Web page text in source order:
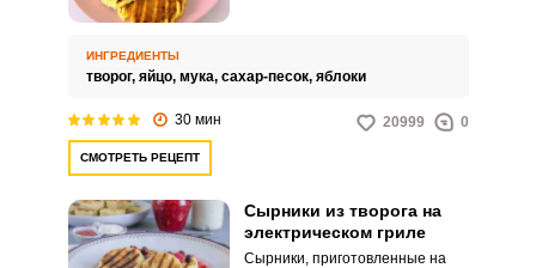
использования масла. Одним из
таких блюд являются сырники из
разнообразить, просто добавив
ИНГРЕДИЕНТЫ
творог, яйцо, мука, сахар-песок, яблоки
30 мин 20999 0
СМОТРЕТЬ РЕЦЕПТ
Сырники из творога на
электрическом гриле
Сырники, приготовленные на